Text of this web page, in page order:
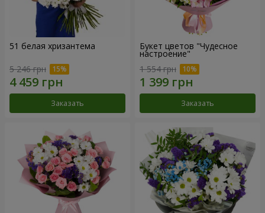
51 белая хризантема
5 246 грн
Заказать
Букет цветов "Чудесное
настроение"
1 554 грн
Заказать